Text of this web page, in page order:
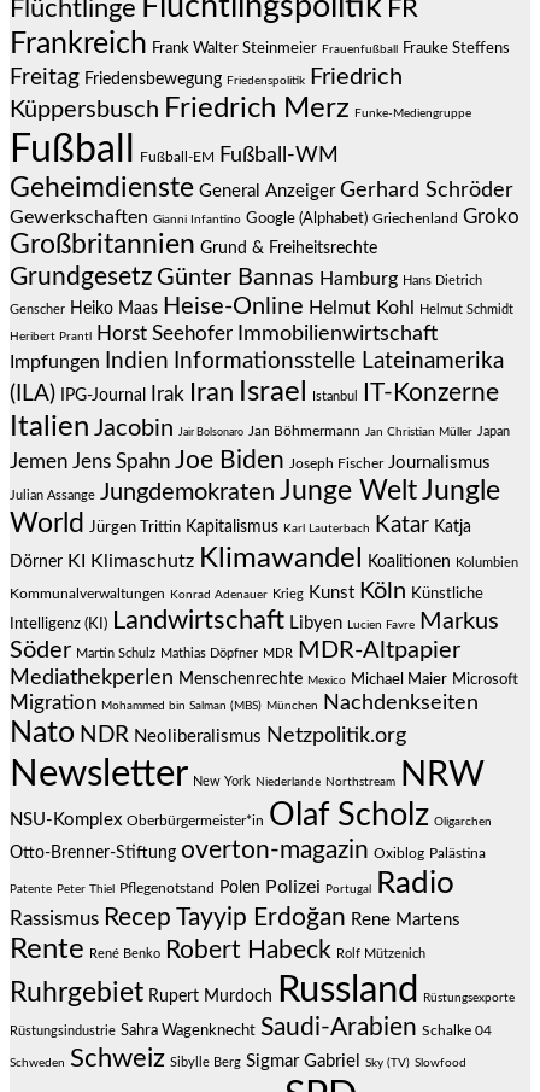
Flüchtlinge FR
Frankreich Frank Walter Steinmeier Frauenfußball Frauke Steffens
Freitag Friedensbewegung Friedenspolitik
Friedrich
Küppersbusch Friedrich Merz Funke-Mediengruppe
Fußball Fußball-EM Fußball-WM
Geheimdienste General Anzeiger Gerhard Schröder
Gewerkschaften Gianni Infantino Google (Alphabet) Griechenland Groko
Großbritannien Grund & Freiheitsrechte
Grundgesetz Günter Bannas Hamburg Hans Dietrich
Genscher Heiko Maas Heise-Online Helmut Kohl Helmut Schmidt
Heribert Prantl Horst Seehofer Immobilienwirtschaft
Impfungen Indien Informationsstelle Lateinamerika
(ILA)
IPG-Journal Irak Iran Israel Istanbul IT-Konzerne
Italien Jacobin Jair Bolsonaro Jan Böhmermann Jan Christian Müller Japan
Jemen Jens Spahn Joe Biden Joseph Fischer Journalismus
Julian Assange Jungdemokraten Junge WeltJungle
World
Jürgen Trittin Kapitalismus Karl Lauterbach Katar Katja
Dörner KI Klimaschutz Klimawandel Koalitionen Kolumbien
Kommunalverwaltungen Konrad Adenauer Krieg Kunst Köln Künstliche
Intelligenz (KI) Landwirtschaft Libyen Lucien Favre
Markus
Söder Martin Schulz Mathias Döpfner MDR MDR-Altpapier
Mediathekperlen Menschenrechte Mexico Michael Maier Microsoft
Migration Mohammed bin Salman (MBS) München Nachdenkseiten
Nato NDR Neoliberalismus Netzpolitik.org
Newsletter New York Niederlande Northstream NRW
NSU-Komplex Oberbürgermeister*in Olaf Scholz Oligarchen
Otto-Brenner-Stiftung overton-magazin Oxiblog Palästina
Patente Peter Thiel Pflegenotstand Polen Polizei Portugal Radio
Rassismus Recep Tayyip Erdoğan Rene Martens
Rente René Benko Robert Habeck Rolf Mützenich
Ruhrgebiet Rupert Murdoch Russland Rüstungsexporte
Rüstungsindustrie Sahra Wagenknecht Saudi-Arabien Schalke 04
Schweden Schweiz Sibylle Berg Sigmar Gabriel Sky (TV) Slowfood